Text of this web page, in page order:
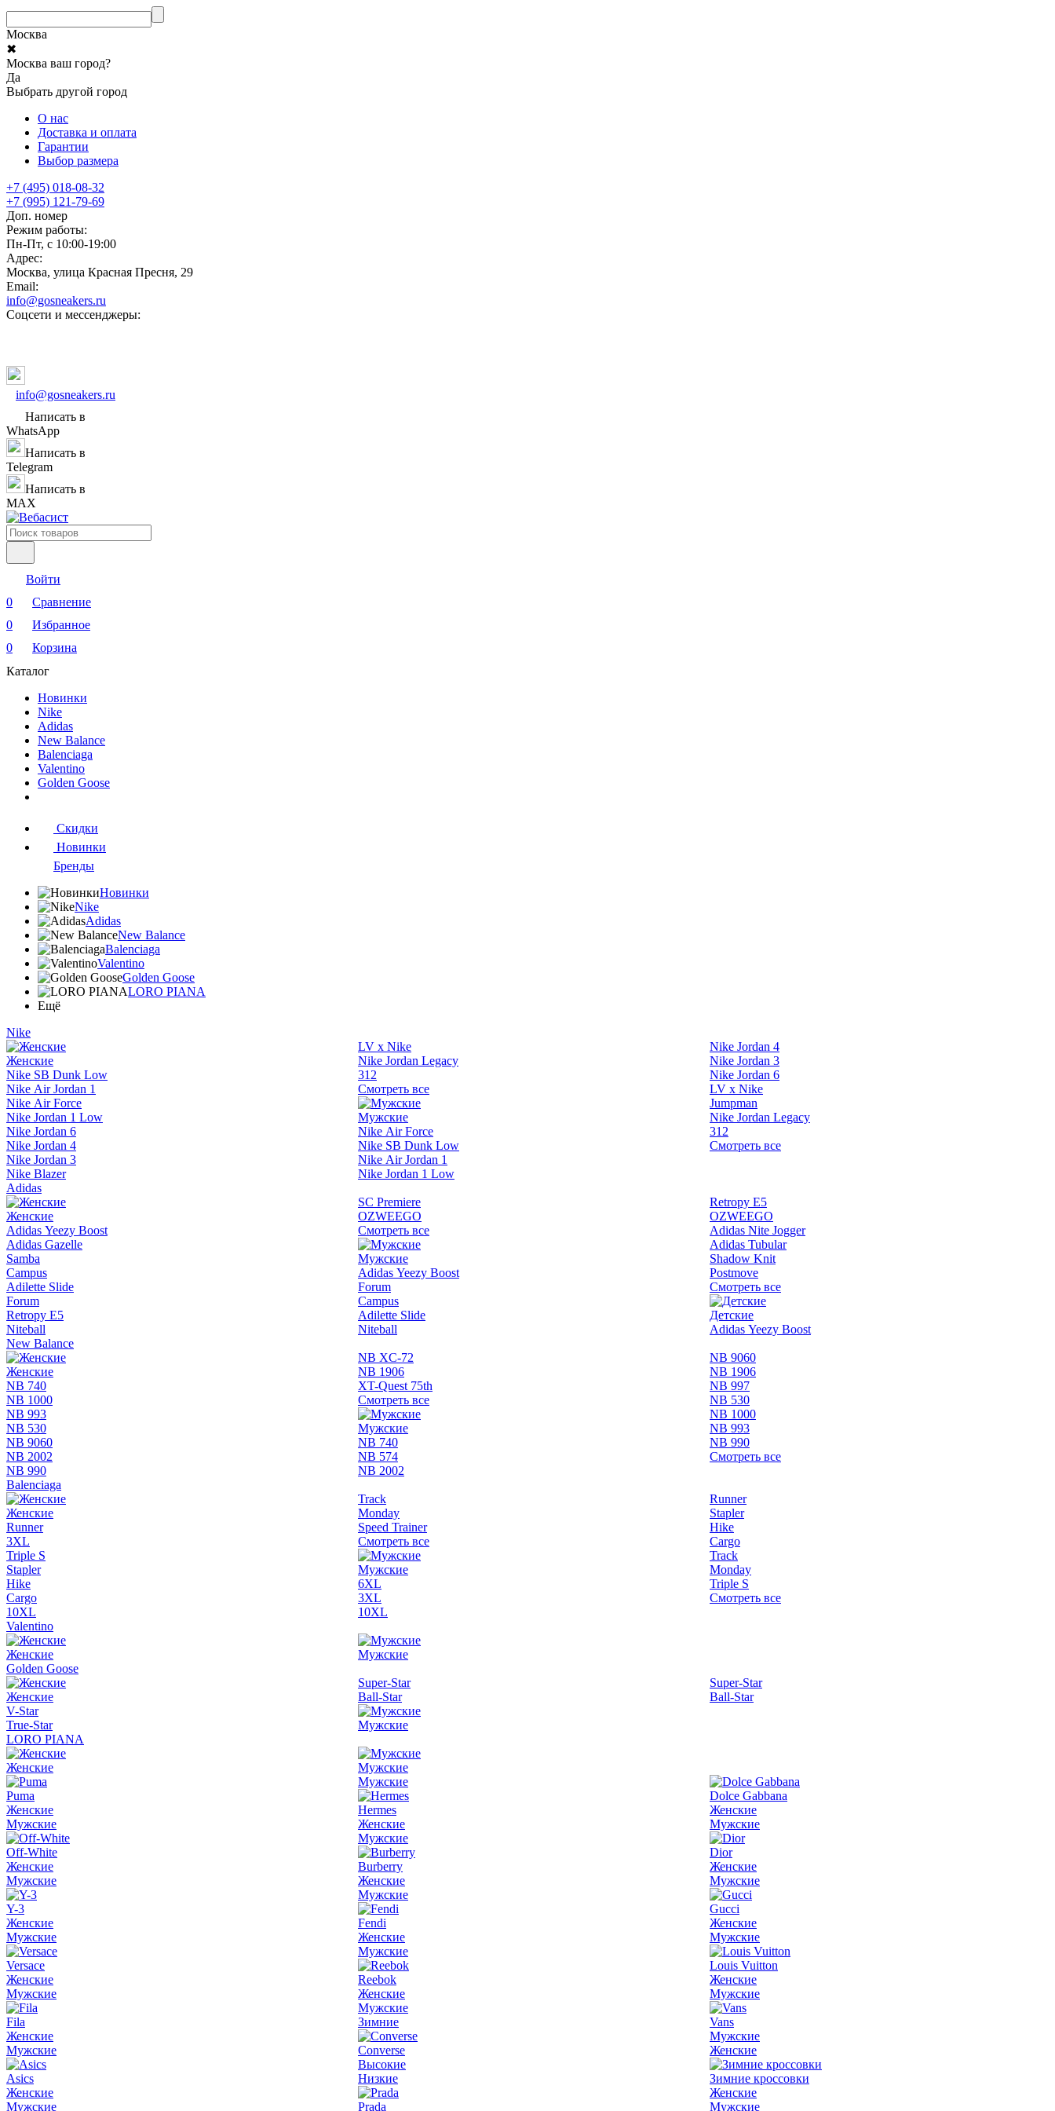
Москва
✖
Москва ваш город?
Да
Выбрать другой город
О нас
Доставка и оплата
Гарантии
Выбор размера
+7 (495) 018-08-32
+7 (995) 121-79-69
Доп. номер
Режим работы:
Пн-Пт, с 10:00-19:00
Адрес:
Москва, улица Красная Пресня, 29
Email:
info@gosneakers.ru
Соцсети и мессенджеры:
info@gosneakers.ru
Написать в
WhatsApp
Написать в
Telegram
Написать в
MAX
Войти
0
Сравнение
0
Избранное
0
Корзина
Каталог
Новинки
Nike
Adidas
New Balance
Balenciaga
Valentino
Golden Goose
Скидки
Новинки
Бренды
Новинки
Nike
Adidas
New Balance
Balenciaga
Valentino
Golden Goose
LORO PIANA
Ещё
Nike
Женские
Nike SB Dunk Low
Nike Air Jordan 1
Nike Air Force
Nike Jordan 1 Low
Nike Jordan 6
Nike Jordan 4
Nike Jordan 3
Nike Blazer
LV x Nike
Nike Jordan Legacy
312
Смотреть все
Мужские
Nike Air Force
Nike SB Dunk Low
Nike Air Jordan 1
Nike Jordan 1 Low
Nike Jordan 4
Nike Jordan 3
Nike Jordan 6
LV x Nike
Jumpman
Nike Jordan Legacy
312
Смотреть все
Adidas
Женские
Adidas Yeezy Boost
Adidas Gazelle
Samba
Campus
Adilette Slide
Forum
Retropy E5
Niteball
SC Premiere
OZWEEGO
Смотреть все
Мужские
Adidas Yeezy Boost
Forum
Campus
Adilette Slide
Niteball
Retropy E5
OZWEEGO
Adidas Nite Jogger
Adidas Tubular
Shadow Knit
Postmove
Смотреть все
Детские
Adidas Yeezy Boost
New Balance
Женские
NB 740
NB 1000
NB 993
NB 530
NB 9060
NB 2002
NB 990
NB XC-72
NB 1906
XT-Quest 75th
Смотреть все
Мужские
NB 740
NB 574
NB 2002
NB 9060
NB 1906
NB 997
NB 530
NB 1000
NB 993
NB 990
Смотреть все
Balenciaga
Женские
Runner
3XL
Triple S
Stapler
Hike
Cargo
10XL
Track
Monday
Speed Trainer
Смотреть все
Мужские
6XL
3XL
10XL
Runner
Stapler
Hike
Cargo
Track
Monday
Triple S
Смотреть все
Valentino
Женские
Мужские
Golden Goose
Женские
V-Star
True-Star
Super-Star
Ball-Star
Мужские
Super-Star
Ball-Star
LORO PIANA
Женские Мужские
Puma
Женские
Мужские
Off-White
Женские
Мужские
Y-3
Женские
Мужские
Versace
Женские
Мужские
Fila
Женские
Мужские
Asics
Женские
Мужские
Мужские
Hermes
Женские
Мужские
Burberry
Женские
Мужские
Fendi
Женские
Мужские
Reebok
Женские
Мужские
Зимние
Converse
Высокие
Низкие
Prada
Dolce Gabbana
Женские
Мужские
Dior
Женские
Мужские
Gucci
Женские
Мужские
Louis Vuitton
Женские
Мужские
Vans
Мужские
Женские
Зимние кроссовки
Женские
Мужские